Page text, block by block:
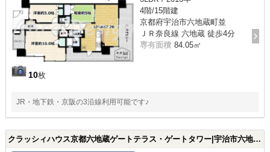
10枚
4階/15階建
京都府宇治市六地蔵町並
ＪＲ奈良線 六地蔵 徒歩4分
専有面積 84.05㎡
JR・地下鉄・京阪の3沿線利用可能です♪
クラッシィハウス京都六地蔵ゲートテラス・ゲートタワー|宇治市六地蔵奈良町の中古マンション